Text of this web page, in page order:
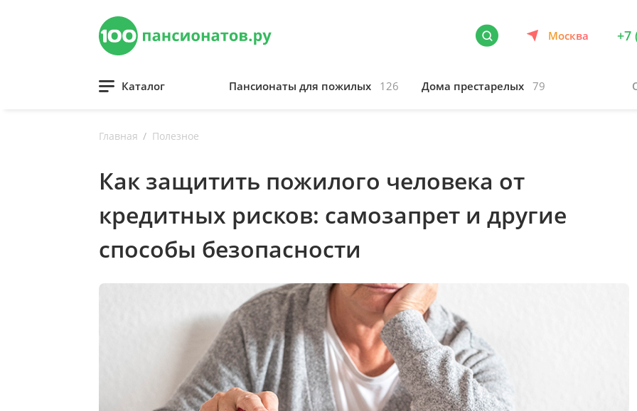
Москва +7
Каталог Пансионаты для пожилых 126 Дома престарелых 79
Главная Полезное
Как защитить пожилого человека от
кредитных рисков: самозапрет и другие
способы безопасности